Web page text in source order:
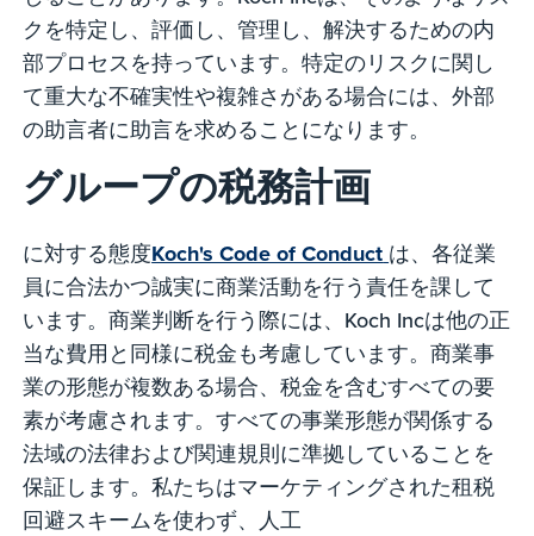
クを特定し、評価し、管理し、解決するための内
部プロセスを持っています。特定のリスクに関し
て重大な不確実性や複雑さがある場合には、外部
の助言者に助言を求めることになります。
グループの税務計画
に対する態度Koch's Code of Conduct は、各従業
員に合法かつ誠実に商業活動を行う責任を課して
います。商業判断を行う際には、Koch Incは他の正
当な費用と同様に税金も考慮しています。商業事
業の形態が複数ある場合、税金を含むすべての要
素が考慮されます。すべての事業形態が関係する
法域の法律および関連規則に準拠していることを
保証します。私たちはマーケティングされた租税
回避スキームを使わず、人工